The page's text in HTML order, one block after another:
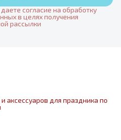
согласие на обработку
в целях получения
рассылки
аксессуаров для праздника по